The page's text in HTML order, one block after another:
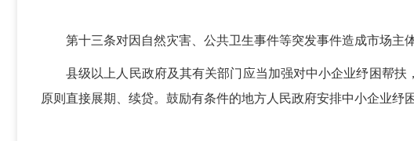
第十三条对因自然灾害、公共卫生事件等突发事件造成市场主
县级以上人民政府及其有关部门应当加强对中小企业纾困帮
原则直接展期、续贷。鼓励有条件的地方人民政府安排中小企业纾